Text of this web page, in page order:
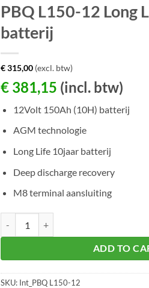
PBQ L150-12 Long
batterij
€315,00 (excl. btw)
€ 381,15 (incl. btw)
12Volt 150Ah (10H) batterij
AGM technologie
Long Life 10jaar batterij
Deep discharge recovery
M8 terminal aansluiting
ADD TO
SKU: Int_PBQ L150-12